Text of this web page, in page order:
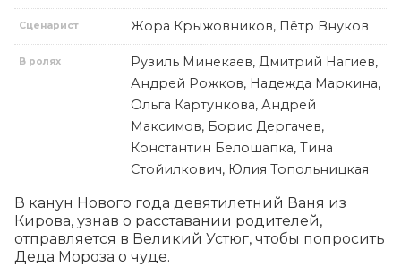
Сценарист Жора Крыжовников, Пётр Внуков
В ролях
Рузиль Минекаев, Дмитрий Нагиев,
Андрей Рожков, Надежда Маркина,
Ольга Картункова, Андрей
Максимов, Борис Дергачев,
Константин Белошапка, Тина
Стойилкович, Юлия Топольницкая
В канун Нового года девятилетний Ваня из
Кирова, узнав о расставании родителей,
отправляется в Великий Устюг, чтобы попросить
Деда Мороза о чуде.